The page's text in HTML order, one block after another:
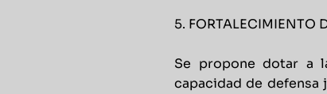
5. FORTALECIMIENTO
Se propone dotar a
capacidad de defensa